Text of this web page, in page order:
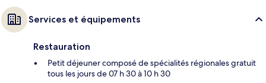
Services et équipements
Restauration
Petit déjeuner composé de spécialités régionales gratuit
tous les jours de 07 h 30 à 10 h 30